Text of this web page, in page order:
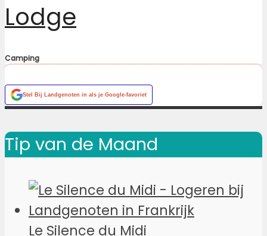
Lodge
Camping
Stel Bij Landgenoten in als je Google-favoriet
Tip van de Maand
Le Silence du Midi